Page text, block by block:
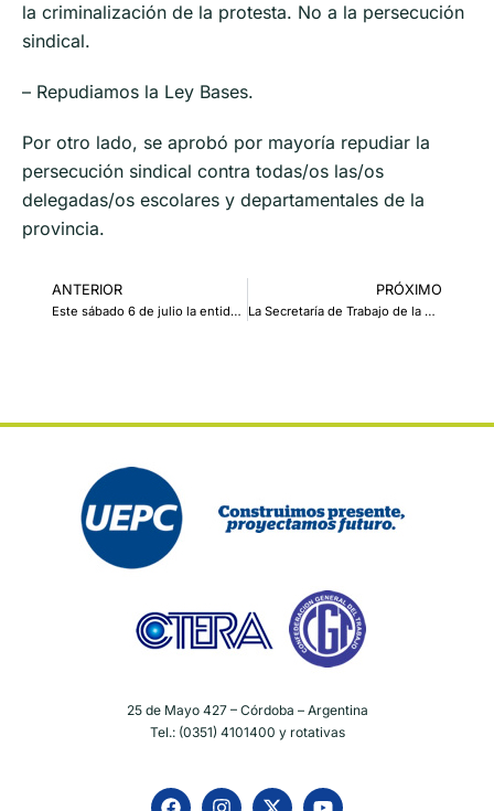
la criminalización de la protesta. No a la persecución
sindical.
– Repudiamos la Ley Bases.
Por otro lado, se aprobó por mayoría repudiar la
persecución sindical contra todas/os las/os
delegadas/os escolares y departamentales de la
provincia.
ANTERIOR
Este sábado 6 de julio la entidad estará cerrada
PRÓXIMO
La Secretaría de Trabajo de la Provincia dictó la Conciliación Obligatoria
25 de Mayo 427 – Córdoba – Argentina
Tel.: (0351) 4101400 y rotativas